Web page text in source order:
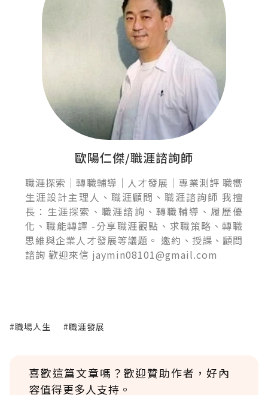
歐陽仁傑/職涯諮詢師
職涯探索｜轉職輔導｜人才發展｜專業測評 職嚮
生涯設計主理人、職涯顧問、職涯諮詢師 我擅
長：生涯探索、職涯諮詢、轉職輔導、履歷優
化、職能轉譯 -分享職涯觀點、求職策略、轉職
思維與企業人才發展等議題。 邀約、授課、顧問
諮詢 歡迎來信 jaymin08101@gmail.com
#職場人生 #職涯發展
喜歡這篇文章嗎？歡迎贊助作者，好內
容值得更多人支持。